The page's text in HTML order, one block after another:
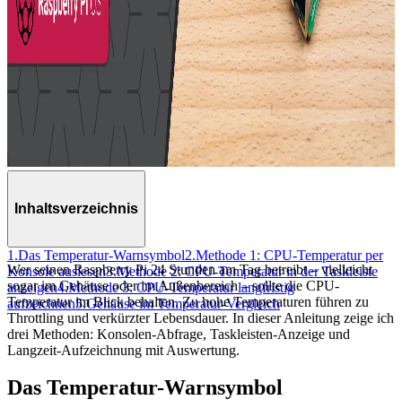
Inhaltsverzeichnis
1.Das Temperatur-Warnsymbol2.Methode 1: CPU-Temperatur per
Konsole auslesen3.Methode 2: CPU-Temperatur in der Taskleiste
anzeigen4.Methode 3: CPU-Temperatur langfristig
aufzeichnen5.Gehäuse im Temperatur-Vergleich
Wer seinen Raspberry Pi 24 Stunden am Tag betreibt – vielleicht
sogar im Gehäuse oder im Außenbereich – sollte die CPU-
Temperatur im Blick behalten. Zu hohe Temperaturen führen zu
Throttling und verkürzter Lebensdauer. In dieser Anleitung zeige ich
drei Methoden: Konsolen-Abfrage, Taskleisten-Anzeige und
Langzeit-Aufzeichnung mit Auswertung.
Das Temperatur-Warnsymbol